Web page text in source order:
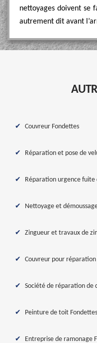
nettoyages doivent se
autrement dit avant
Couvreur Fondettes
Réparation et pose de
Réparation urgence
Nettoyage et
Zingueur et travaux de
Couvreur pour
Société de réparation de
Peinture de toit
Entreprise de ramonage